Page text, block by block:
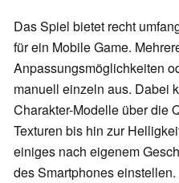
Das Spiel bietet recht
für ein Mobile Game.
Anpassungsmöglichkeiten
manuell einzeln aus. Dabei
Charakter-Modelle über die
Texturen bis hin zur
einiges nach eigenem
des Smartphones einstellen.